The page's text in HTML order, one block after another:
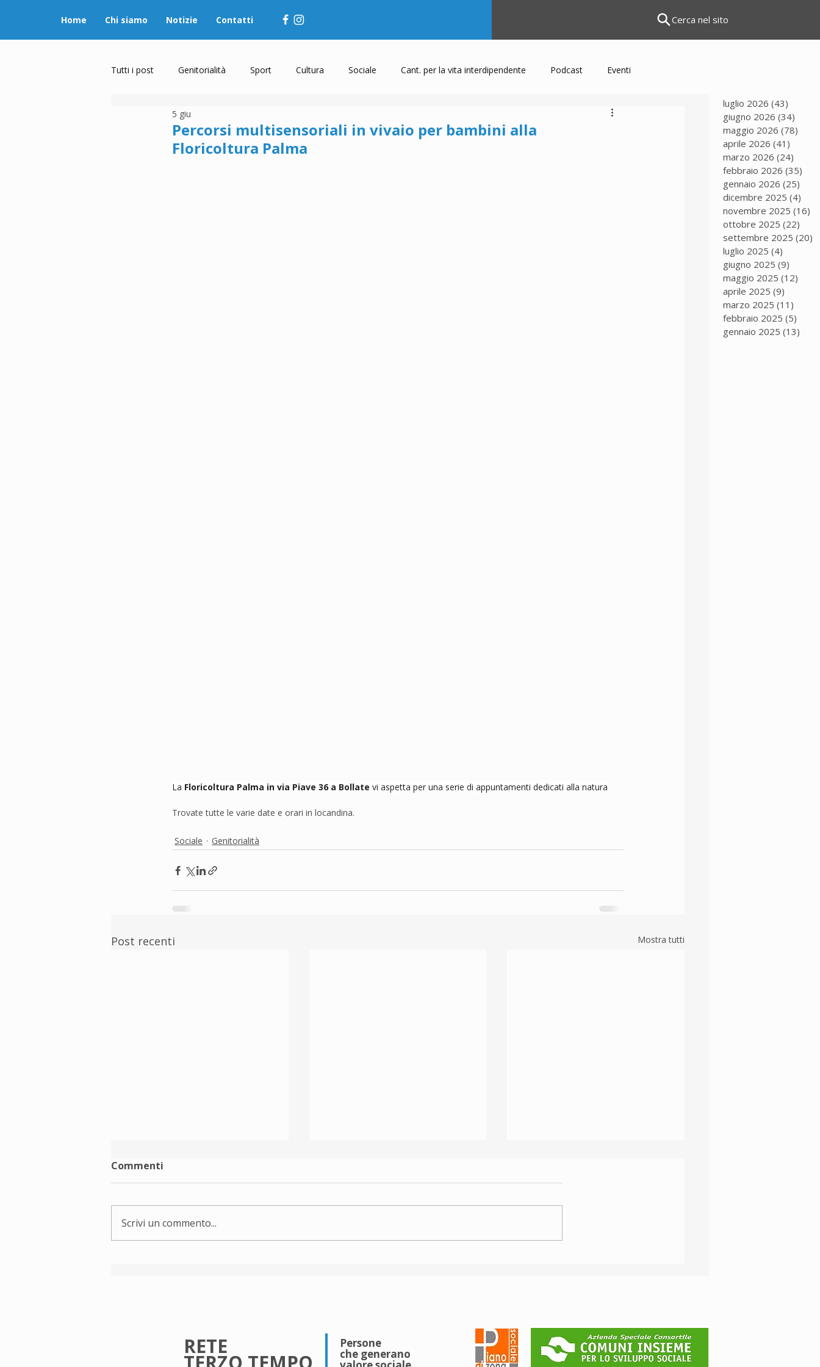
Home Chi siamo Notizie Contatti Cerca nel sito
Tutti i post Genitorialità Sport Cultura Sociale Cant. per la vita interdipendente Podcast Eventi
Percorsi multisensoriali in vivaio per bambini alla
Floricoltura Palma
5 giu
La Floricoltura Palma in via Piave 36 a Bollate vi aspetta per una serie di appuntamenti dedicati alla natura
Trovate tutte le varie date e orari in locandina.
Sociale Genitorialità
Post recenti Mostra tutti
Commenti
Scrivi un commento...
luglio 2026 (43)
giugno 2026 (34)
maggio 2026 (78)
aprile 2026 (41)
marzo 2026 (24)
febbraio 2026 (35)
gennaio 2026 (25)
dicembre 2025 (4)
novembre 2025 (16)
ottobre 2025 (22)
settembre 2025 (20)
luglio 2025 (4)
giugno 2025 (9)
maggio 2025 (12)
aprile 2025 (9)
marzo 2025 (11)
febbraio 2025 (5)
gennaio 2025 (13)
RETE Persone
che generano